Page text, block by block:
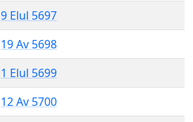
9 Elul 5697
19 Av 5698
1 Elul 5699
12 Av 5700